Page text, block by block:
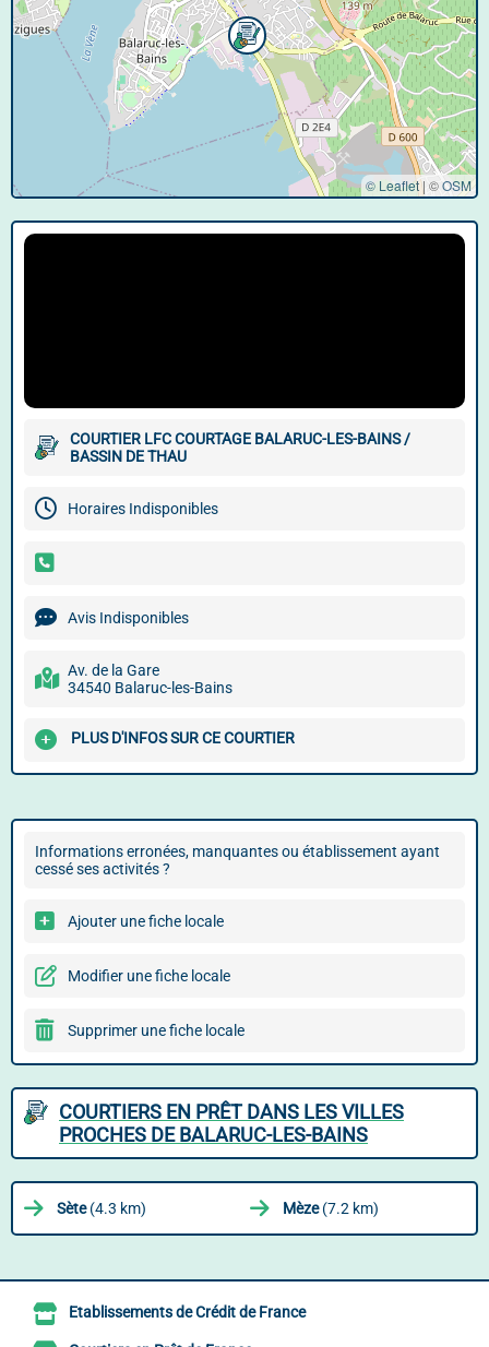
© Leaflet | ©OSM
COURTIER LFC COURTAGE BALARUC-LES-BAINS /
BASSIN DE THAU
Horaires Indisponibles
Avis Indisponibles
Av. de la Gare
34540 Balaruc-les-Bains
PLUS D'INFOS SUR CE COURTIER
Informations erronées, manquantes ou établissement ayant
cessé ses activités ?
Ajouter une fiche locale
Modifier une fiche locale
Supprimer une fiche locale
COURTIERS EN PRÊT DANS LES VILLES
PROCHES DE BALARUC-LES-BAINS
Sète(4.3 km) Mèze(7.2 km)
Etablissements de Crédit de France